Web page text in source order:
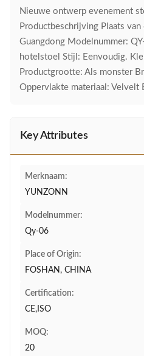
Nieuwe ontwerp evenement
Productbeschrijving Plaats van
Guangdong Modelnummer:
hotelstoel Stijl: Eenvoudig.
Productgrootte: Als monster
Oppervlakte materiaal: Velvelt
Key Attributes
Merknaam:
YUNZONN
Modelnummer:
Qy-06
Place of Origin:
FOSHAN, CHINA
Certification:
CE,ISO
MOQ:
20